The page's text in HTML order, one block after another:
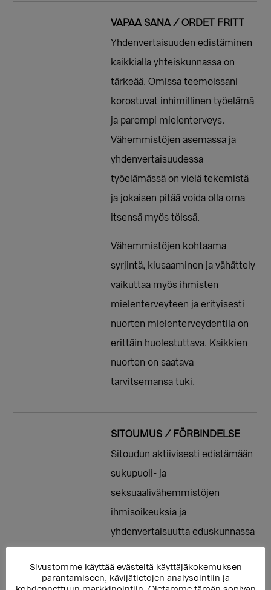
VAPAA SANA / ORDET FRITT
Yhdenvertaisuuden edistäminen
kaikkialla yhteiskunnassa on
tärkeää. Omissa teemoissani
korostuvat inhimillinen työelämä
ja parempi mielenterveys.
Vähemmistöjen asemassa ja
yhdenvertaisuudessa
työelämässä on vielä tekemistä
ja jokaisen pitää voida olla oma
itsensä myös töissä.
Vähemmistöjen kohtaama
syrjintä, kiusaaminen ja vähättely
vaikuttaa myös ihmisten
mielenterveyteen ja erityisesti
nuorten mielenterveydentila on
erittäin huolestuttava. Kaikkien
nuorten on saatava
tarvitsemansa tuki.
SITOUMUS / FÖRBINDELSE
Sitoudun aktiivisesti edistämään
sukupuoli- ja
seksuaalivähemmistöjen
ihmisoikeuksia ja
yhdenvertaisuutta eduskunnassa
sateenkaari-ihmisiin kohdistuvaa
Sivustomme käyttää evästeitä käyttäjäkokemuksen
parantamiseen, kävijätietojen analysointiin ja